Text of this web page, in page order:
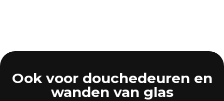
Ook voor douchedeuren en
wanden van glas